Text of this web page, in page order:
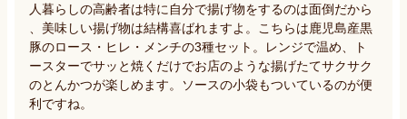
人暮らしの高齢者は特に自分で揚げ物をするのは面倒だから
、美味しい揚げ物は結構喜ばれますよ。こちらは鹿児島産黒
豚のロース・ヒレ・メンチの3種セット。レンジで温め、ト
ースターでサッと焼くだけでお店のような揚げたてサクサク
のとんかつが楽しめます。ソースの小袋もついているのが便
利ですね。